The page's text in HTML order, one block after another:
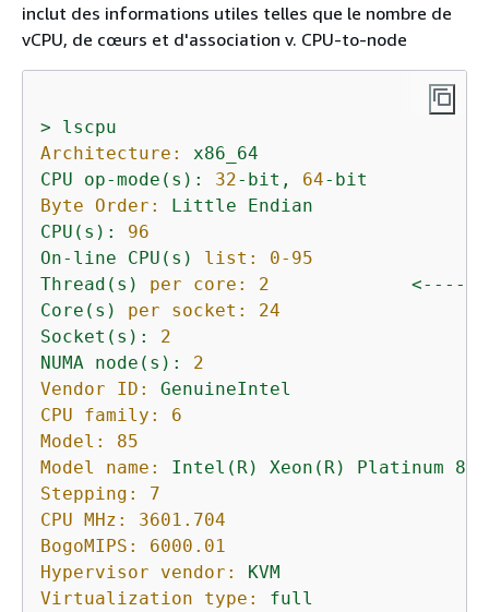
inclut des informations utiles telles que le nombre de
vCPU, de cœurs et d'association v. CPU-to-node
>
lscpu
Architecture:
x86_64
CPU
op-mode(s): 32-bit, 64-bit
Byte Order:
Little
Endian
CPU(s):
96
On-line
CPU(s) list: 0-95
Thread(s)
per core: 2
<------
Core(s)
per socket:
24
Socket(s):
2
NUMA
node(s):
2
Vendor ID:
GenuineIntel
CPU family:
6
Model:
85
Model name:
Intel(R) Xeon(R) Platinum
Stepping:
7
CPU MHz:
3601.704
BogoMIPS:
6000.01
Hypervisor vendor:
KVM
Virtualization type:
full